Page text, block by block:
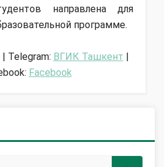
направлена для
программе.
| Telegram: ВГИК Ташкент |
Facebook